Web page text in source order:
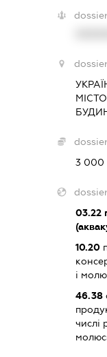
3 000
03.22
10.20
і
46.38
числі